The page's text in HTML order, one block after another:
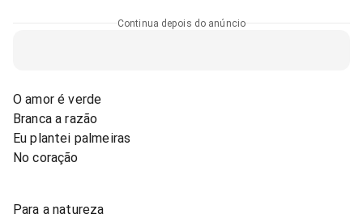
Continua depois do anúncio
O amor é verde
Branca a razão
Eu plantei palmeiras
No coração
Para a natureza